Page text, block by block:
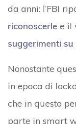
da anni: l’FBI
riconoscerle e il
suggerimenti
Nonostante
in epoca di
che in questo
parte in smart